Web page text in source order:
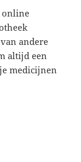
online
andere
altijd een
medicijnen